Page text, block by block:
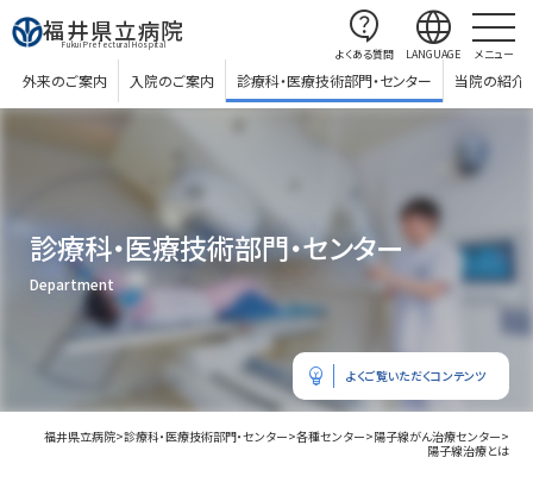
福井県立病院
Fukui Prefectural Hospital
外来のご案内 入院のご案内 診療科・医療技術部門・センター 当院の紹介
contact_support
よくある質問
language
LANGUAGE メニュー
診療科・医療技術部門・センター
Department
福井県立病院>診療科・医療技術部門・センター>各種センター>陽子線がん治療センター>
陽子線治療とは
emoji_objects よくご覧いただくコンテンツ